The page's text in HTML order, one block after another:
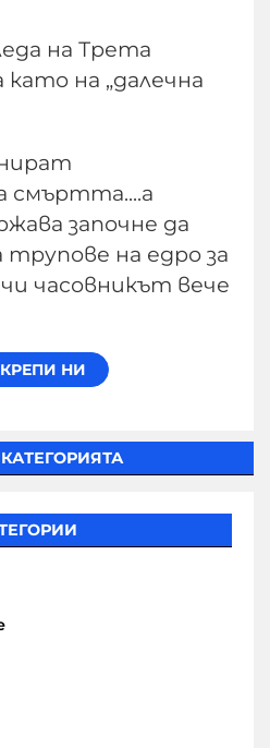
на Трета
на „далечна
смъртта....а
започне да
трупове на едро за
часовникът вече